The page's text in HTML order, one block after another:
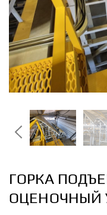
ГОРКА
ОЦЕНОЧНЫЙ